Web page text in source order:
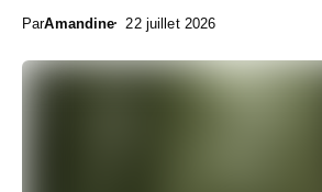
ParAmandine 22 juillet 2026